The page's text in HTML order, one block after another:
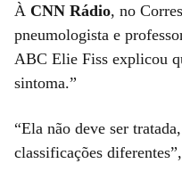
À CNN Rádio, no
pneumologista e
ABC Elie Fiss explicou
sintoma.”
“Ela não deve ser
classificações